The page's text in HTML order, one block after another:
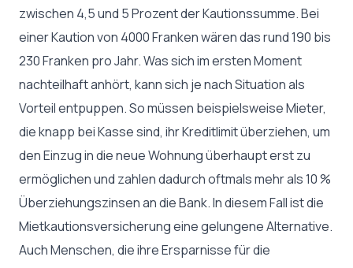
zwischen 4,5 und 5 Prozent der Kautionssumme. Bei
einer Kaution von 4000 Franken wären das rund 190 bis
230 Franken pro Jahr. Was sich im ersten Moment
nachteilhaft anhört, kann sich je nach Situation als
Vorteil entpuppen. So müssen beispielsweise Mieter,
die knapp bei Kasse sind, ihr Kreditlimit überziehen, um
den Einzug in die neue Wohnung überhaupt erst zu
ermöglichen und zahlen dadurch oftmals mehr als 10 %
Überziehungszinsen an die Bank. In diesem Fall ist die
Mietkautionsversicherung eine gelungene Alternative.
Auch Menschen, die ihre Ersparnisse für die